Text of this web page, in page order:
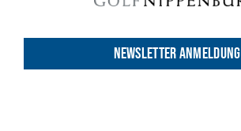
NEWSLETTER ANMELDUNG